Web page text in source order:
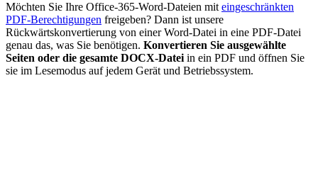
Möchten Sie Ihre Office-365-Word-Dateien mit eingeschränkten
PDF-Berechtigungen freigeben? Dann ist unsere
Rückwärtskonvertierung von einer Word-Datei in eine PDF-Datei
genau das, was Sie benötigen. Konvertieren Sie ausgewählte
Seiten oder die gesamte DOCX-Datei in ein PDF und öffnen Sie
sie im Lesemodus auf jedem Gerät und Betriebssystem.